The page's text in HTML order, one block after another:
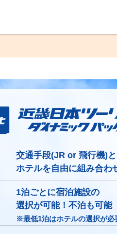
交通手段(JR or 飛行機)と
ホテルを自由に組み合わ
1泊ごとに宿泊施設の
選択が可能！不泊も可能
※最低1泊はホテルの選択が必